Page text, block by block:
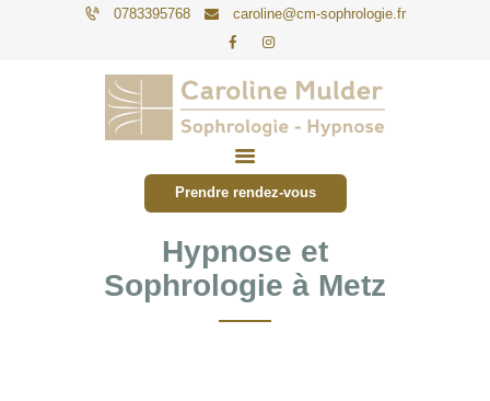
0783395768 caroline@cm-sophrologie.fr
Prendre rendez-vous
PARTICULIERS
ENTREPRISES
ACTUALITÉS
CONTACT
Hypnose et
Sophrologie à Metz